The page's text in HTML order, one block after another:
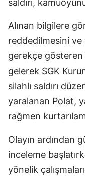
saldırı,
Alınan bilgilere
reddedilmesini ve
gerekçe gösteren
gelerek SGK
silahlı saldırı
yaralanan Polat,
rağmen
Olayın ardından
inceleme
yönelik